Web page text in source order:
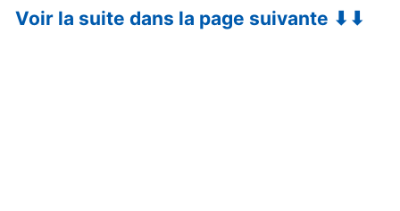
Voir la suite dans la page suivante ⬇⬇